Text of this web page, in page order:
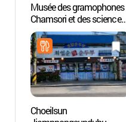
Musée des gramophones
Chamsori et des sciences
Edison (참소리축음기 &
에디슨과학박물관)
Choeilsun